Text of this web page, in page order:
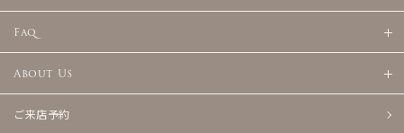
Faq
About Us
ご来店予約